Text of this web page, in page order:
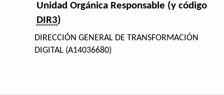
Unidad Orgánica Responsable (y código
DIR3)
DIRECCIÓN GENERAL DE TRANSFORMACIÓN
DIGITAL (A14036680)